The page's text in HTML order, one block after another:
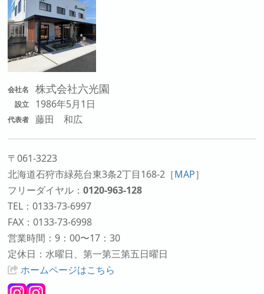
会社名 株式会社六光園
設立 1986年5月1日
代表者 藤田 和広
〒061-3223
北海道石狩市緑苑台東3条2丁目168-2 ［MAP］
フリーダイヤル：0120-963-128
TEL：0133-73-6997
FAX：0133-73-6998
営業時間：9：00〜17：30
定休日：水曜日、第一第三第五日曜日
ホームページはこちら